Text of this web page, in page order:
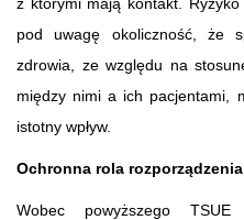
pod uwagę okoliczność, że
zdrowia, ze względu na
między nimi a ich pacjentami,
istotny wpływ.
Ochronna rola rozporządzenia
Wobec powyższego